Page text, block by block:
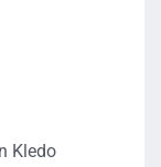
Kledo